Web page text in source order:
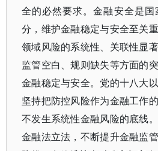
全的必然要求。金融安全是
分，维护金融稳定与安全至关
领域风险的系统性、关联性显
监管空白、规则缺失等方面的
金融稳定与安全。党的十八大
坚持把防控风险作为金融工作
不发生系统性金融风险的底线
金融法立法，不断提升金融监